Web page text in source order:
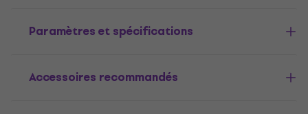
Paramètres et spécifications
Accessoires recommandés